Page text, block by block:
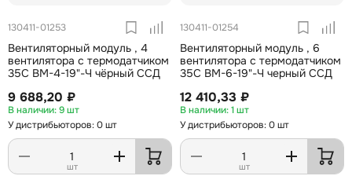
130411-01253
Вентиляторный модуль , 4
вентилятора с термодатчиком
35С ВМ-4-19"-Ч чёрный ССД
9 688,20 ₽
9 шт
У дистрибьюторов: 0 шт
шт
130411-01254
Вентиляторный модуль , 6
вентилятора с термодатчиком
35С ВМ-6-19"-Ч черный ССД
12 410,33 ₽
1 шт
У дистрибьюторов: 0 шт
шт